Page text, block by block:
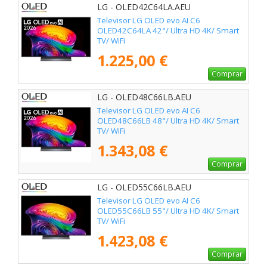
LG - OLED42C64LA.AEU
Televisor LG OLED evo AI C6
OLED42C64LA 42"/ Ultra HD 4K/ Smart
TV/ WiFi
1.225,00 €
Comprar
LG - OLED48C66LB.AEU
Televisor LG OLED evo AI C6
OLED48C66LB 48"/ Ultra HD 4K/ Smart
TV/ WiFi
1.343,08 €
Comprar
LG - OLED55C66LB.AEU
Televisor LG OLED evo AI C6
OLED55C66LB 55"/ Ultra HD 4K/ Smart
TV/ WiFi
1.423,08 €
Comprar